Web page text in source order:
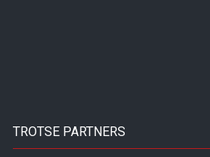
TROTSE PARTNERS